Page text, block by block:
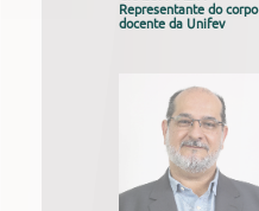
Representante do corpo
docente da Unifev